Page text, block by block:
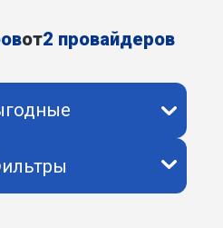
от2 провайдеров